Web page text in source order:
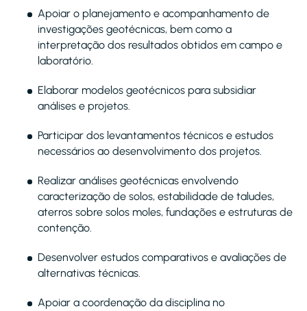
Apoiar o planejamento e acompanhamento de
investigações geotécnicas, bem como a
interpretação dos resultados obtidos em campo e
laboratório.
Elaborar modelos geotécnicos para subsidiar
análises e projetos.
Participar dos levantamentos técnicos e estudos
necessários ao desenvolvimento dos projetos.
Realizar análises geotécnicas envolvendo
caracterização de solos, estabilidade de taludes,
aterros sobre solos moles, fundações e estruturas de
contenção.
Desenvolver estudos comparativos e avaliações de
alternativas técnicas.
Apoiar a coordenação da disciplina no